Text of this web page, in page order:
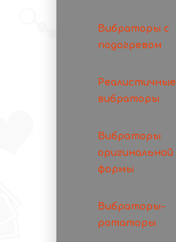
Вибраторы с
подогревом
Реалистичные
вибраторы
Вибраторы
оригинальной
формы
Вибраторы-
ротаторы